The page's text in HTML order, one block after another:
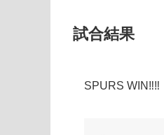
試合結果
SPURS WIN‼‼